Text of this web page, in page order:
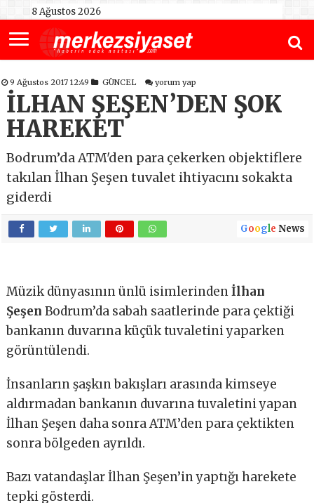
8 Ağustos 2026
9 Ağustos 2017 12:49 GÜNCEL yorum yap
İLHAN ŞEŞEN’DEN ŞOK
HAREKET
Bodrum’da ATM'den para çekerken objektiflere
takılan İlhan Şeşen tuvalet ihtiyacını sokakta
giderdi
Google News
Müzik dünyasının ünlü isimlerindenİlhan
Şeşen Bodrum’da sabah saatlerinde para çektiği
bankanın duvarına küçük tuvaletini yaparken
görüntülendi.
İnsanların şaşkın bakışları arasında kimseye
aldırmadan bankanın duvarına tuvaletini yapan
İlhan Şeşen daha sonra ATM’den para çektikten
sonra bölgeden ayrıldı.
Bazı vatandaşlar İlhan Şeşen’in yaptığı harekete
tepki gösterdi.